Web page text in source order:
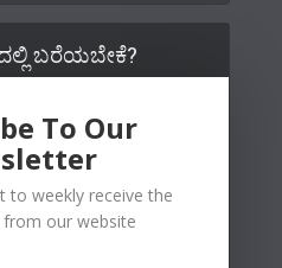
ಬರೆಯಬೇಕೆ?
To Our
to weekly receive the
our website